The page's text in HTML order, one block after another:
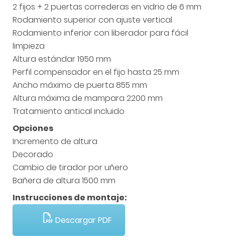
2 fijos + 2 puertas correderas en vidrio de 6 mm
Rodamiento superior con ajuste vertical
Rodamiento inferior con liberador para fácil
limpieza
Altura estándar 1950 mm
Perfil compensador en el fijo hasta 25 mm
Ancho máximo de puerta 855 mm
Altura máxima de mampara 2200 mm
Tratamiento antical incluido
Opciones
Incremento de altura
Decorado
Cambio de tirador por uñero
Bañera de altura 1500 mm
Instrucciones de montaje:
Descargar PDF